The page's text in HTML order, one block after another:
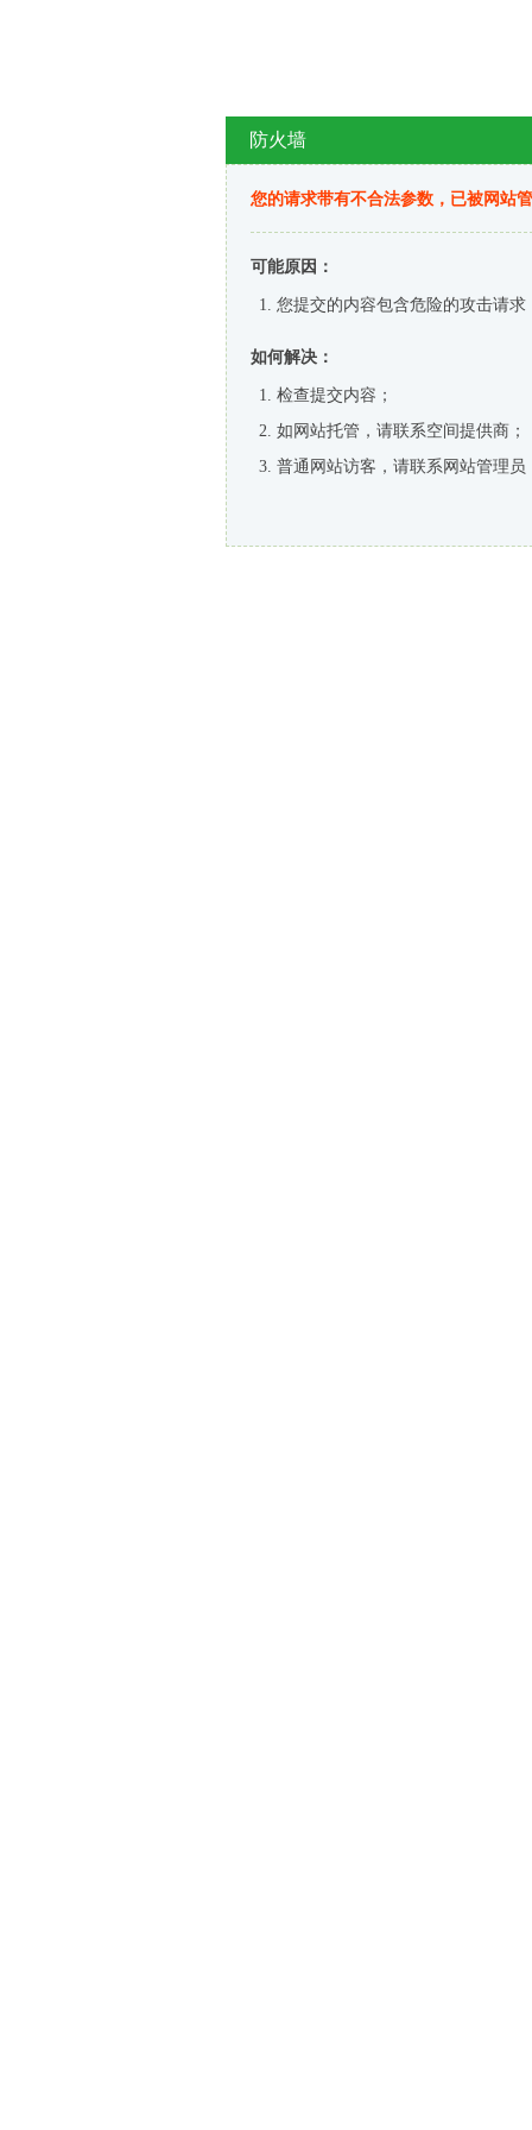
防火墙
您的请求带有不合法参数，已被网站
可能原因：
您提交的内容包含危险的攻击请求
如何解决：
检查提交内容；
如网站托管，请联系空间提供商；
普通网站访客，请联系网站管理员